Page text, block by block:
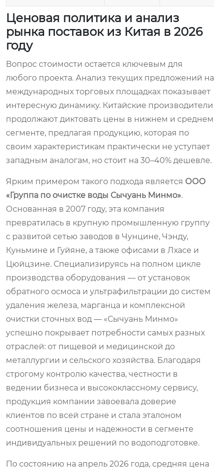
Ценовая политика и анализ
рынка поставок из Китая в 2026
году
Вопрос стоимости остается ключевым для
любого проекта. Анализ текущих предложений на
международных торговых площадках показывает
интересную динамику. Китайские производители
продолжают диктовать цены в нижнем и среднем
сегменте, предлагая продукцию, которая по
своим характеристикам практически не уступает
западным аналогам, но стоит на 30–40% дешевле.
Ярким примером такого подхода является ООО
«Группа по очистке воды Сычуань Минмо».
Основанная в 2007 году, эта компания
превратилась в крупную промышленную группу
с развитой сетью заводов в Чунцине, Чэнду,
Куньмине и Гуйяне, а также офисами в Лхасе и
Цюйцзине. Специализируясь на полном цикле
производства оборудования — от установок
обратного осмоса и ультрафильтрации до систем
удаления железа, марганца и комплексной
очистки сточных вод — «Сычуань Минмо»
успешно покрывает потребности самых разных
отраслей: от пищевой и медицинской до
металлургии и сельского хозяйства. Благодаря
строгому контролю качества, честности в
ведении бизнеса и высококлассному сервису,
продукция компании завоевала доверие
клиентов по всей стране и стала эталоном
соотношения цены и надежности в сегменте
индивидуальных решений по водоподготовке.
По состоянию на апрель 2026 года, средняя цена